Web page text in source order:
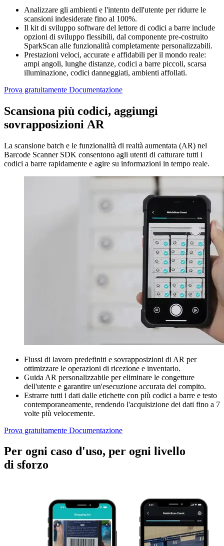
Analizzare gli ambienti e l'intento dell'utente per ridurre le
scansioni indesiderate fino al 100%.
Il kit di sviluppo software del lettore di codici a barre include
opzioni di sviluppo flessibili, dal componente pre-costruito
SparkScan alle funzionalità completamente personalizzabili.
Prestazioni veloci, accurate e affidabili per il mondo reale:
ampi angoli, lunghe distanze, codici a barre piccoli, scarsa
illuminazione, codici danneggiati, ambienti affollati.
Prova gratuitamente Documentazione
Scansiona più codici, aggiungi
sovrapposizioni AR
La scansione batch e le funzionalità di realtà aumentata (AR) nel
Barcode Scanner SDK consentono agli utenti di catturare tutti i
codici a barre rapidamente e agire su informazioni in tempo reale.
Flussi di lavoro predefiniti e sovrapposizioni di AR per
ottimizzare le operazioni di ricezione e inventario.
Guida AR personalizzabile per eliminare le congetture
dell'utente e garantire un'esecuzione accurata del compito.
Estrarre tutti i dati dalle etichette con più codici a barre e testo
contemporaneamente, rendendo l'acquisizione dei dati fino a 7
volte più velocemente.
Prova gratuitamente Documentazione
Per ogni caso d'uso, per ogni livello
di sforzo